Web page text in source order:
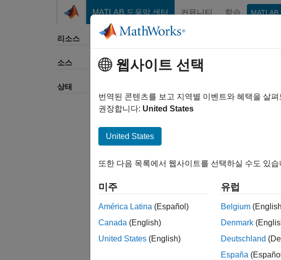
MATLAB 도움말 센터 커뮤니티 학습 MATLAB
리소스
소스
상태
웹사이트 선택
번역된 콘텐츠를 보고 지역별 이벤트와 혜택을 살
권장합니다: United States
United States
또한 다음 목록에서 웹사이트를 선택하실 수도 있습
미주
América Latina (Español)
Canada (English)
United States (English)
유럽
Belgium
Denmark
Deutschland
España